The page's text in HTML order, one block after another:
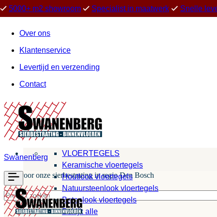
5000+ m2 showroom Specialist in maatwerk Snelle
Over ons
Klantenservice
Levertijd en verzending
Contact
Swanenberg
Kies voor onze sierbestrating in regio Den Bosch
VLOERTEGELS
Keramische vloertegels
Houtlook vloertegels
Natuursteenlook vloertegels
Betonlook vloertegels
Bekijk alle